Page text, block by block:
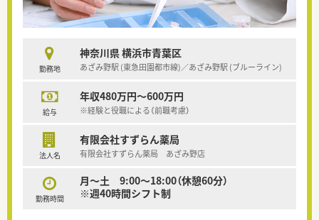
勤務地
神奈川県 横浜市青葉区
あざみ野駅 (東急田園都市線)／あざみ野駅 (ブルーライン)
給与
年収480万円～600万円
※経験と役職による（前職考慮）
法人名
有限会社すずらん薬局
有限会社すずらん薬局 あざみ野店
勤務時間
月～土 9:00～18:00（休憩60分）
※週40時間シフト制